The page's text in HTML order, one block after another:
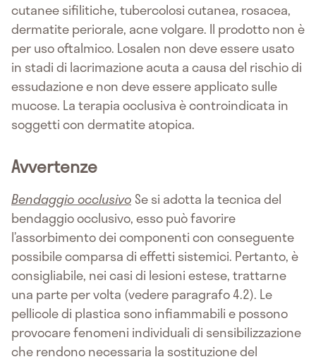
cutanee sifilitiche, tubercolosi cutanea, rosacea,
dermatite periorale, acne volgare. Il prodotto non è
per uso oftalmico. Losalen non deve essere usato
in stadi di lacrimazione acuta a causa del rischio di
essudazione e non deve essere applicato sulle
mucose. La terapia occlusiva è controindicata in
soggetti con dermatite atopica.
Avvertenze
Bendaggio occlusivo Se si adotta la tecnica del
bendaggio occlusivo, esso può favorire
l’assorbimento dei componenti con conseguente
possibile comparsa di effetti sistemici. Pertanto, è
consigliabile, nei casi di lesioni estese, trattarne
una parte per volta (vedere paragrafo 4.2). Le
pellicole di plastica sono infiammabili e possono
provocare fenomeni individuali di sensibilizzazione
che rendono necessaria la sostituzione del